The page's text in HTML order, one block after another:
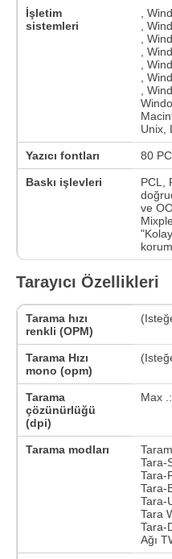
İşletim
sistemleri
,
,
,
,
,
,
,
Unix,
Yazıcı fontları 80
Baskı işlevleri
PCL,
ve
Tarayıcı Özellikleri
Tarama hızı
renkli (OPM)
Tarama Hızı
mono (opm)
Tarama
çözünürlüğü
(dpi)
Max
Tarama modları
Tara-
Tara-
Tara-
Tara-
Tara
Tara-
Ağı